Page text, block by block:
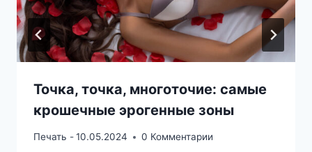
Точка, точка, многоточие: самые
крошечные эрогенные зоны
Печать -10.05.2024 0 Комментарии